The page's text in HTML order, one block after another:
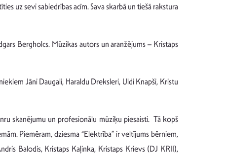
uz sevi sabiedrības acīm. Sava skarbā un tiešā rakstura
Bergholcs. Mūzikas autors un aranžējums – Kristaps
Jāni Daugali, Haraldu Dreksleri, Uldi Knapši, Kristu
skanējumu un profesionālu mūziķu piesaisti. Tā kopš
Piemēram, dziesma “Elektrība” ir veltījums bērniem,
Balodis, Kristaps Kaļinka, Kristaps Krievs (DJ KRII),